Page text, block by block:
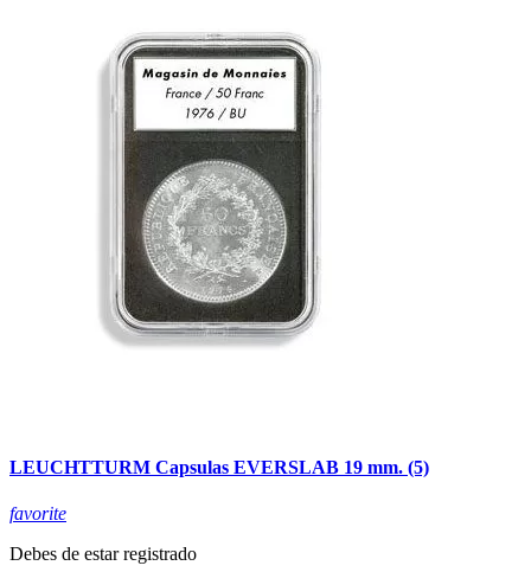
LEUCHTTURM Capsulas EVERSLAB 19 mm. (5)
favorite
Debes de estar registrado